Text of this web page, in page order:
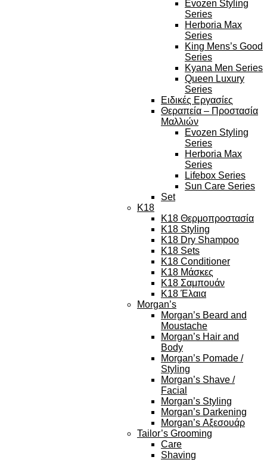
Evozen Styling
Series
Herboria Max
Series
King Mens’s Good
Series
Kyana Men Series
Queen Luxury
Series
Ειδικές Εργασίες
Θεραπεία – Προστασία
Μαλλιών
Evozen Styling
Series
Herboria Max
Series
Lifebox Series
Sun Care Series
Set
K18
K18 Θερμοπροστασία
K18 Styling
K18 Dry Shampoo
K18 Sets
K18 Conditioner
K18 Μάσκες
K18 Σαμπουάν
K18 Έλαια
Morgan’s
Morgan’s Beard and
Moustache
Morgan’s Hair and
Body
Morgan’s Pomade /
Styling
Morgan’s Shave /
Facial
Morgan’s Styling
Morgan’s Darkening
Morgan’s Αξεσουάρ
Tailor’s Grooming
Care
Shaving